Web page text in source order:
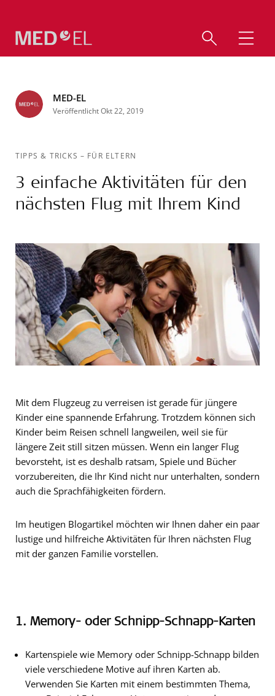
MED-EL
Veröffentlicht Okt 22, 2019
TIPPS & TRICKS – FÜR ELTERN
3 einfache Aktivitäten für den
nächsten Flug mit Ihrem Kind
Mit dem Flugzeug zu verreisen ist gerade für jüngere
Kinder eine spannende Erfahrung. Trotzdem können sich
Kinder beim Reisen schnell langweilen, weil sie für
längere Zeit still sitzen müssen. Wenn ein langer Flug
bevorsteht, ist es deshalb ratsam, Spiele und Bücher
vorzubereiten, die Ihr Kind nicht nur unterhalten, sondern
auch die Sprachfähigkeiten fördern.
Im heutigen Blogartikel möchten wir Ihnen daher ein paar
lustige und hilfreiche Aktivitäten für Ihren nächsten Flug
mit der ganzen Familie vorstellen.
1. Memory- oder Schnipp-Schnapp-Karten
Kartenspiele wie Memory oder Schnipp-Schnapp bilden
viele verschiedene Motive auf ihren Karten ab.
Verwenden Sie Karten mit einem bestimmten Thema,